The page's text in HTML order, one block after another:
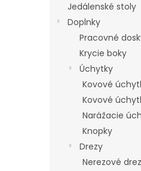
Jedálenské stoly
Doplnky
Pracovné
Krycie boky
Úchytky
Kovové
Kovové
Narážacie
Knopky
Drezy
Nerezové